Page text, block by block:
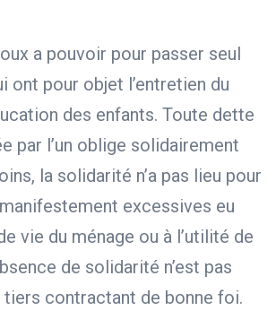
a pouvoir pour passer seul
ont pour objet l’entretien du
des enfants. Toute dette
par l’un oblige solidairement
la solidarité n’a pas lieu pour
excessives eu
vie du ménage ou à l’utilité de
de solidarité n’est pas
tiers contractant de bonne foi.